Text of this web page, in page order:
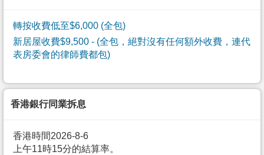
轉按收費低至$6,000 (全包)
新居屋收費$9,500 - (全包，絕對沒有任何額外收費，連代
表房委會的律師費都包)
香港銀行同業拆息
香港時間2026-8-6
上午11時15分的結算率。